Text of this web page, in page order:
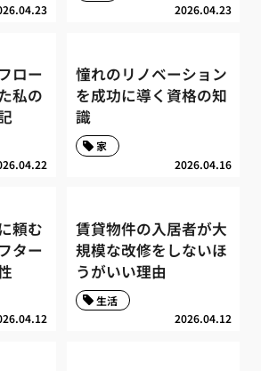
2026.04.23
ロー
私の
憧れのリノベーション
を成功に導く資格の知
識
2026.04.16
家
頼む
ター
賃貸物件の入居者が大
規模な改修をしないほ
うがいい理由
2026.04.12
生活